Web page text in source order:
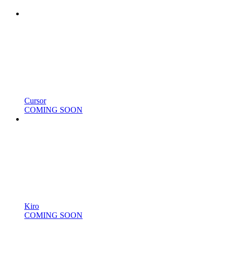
Cursor
COMING SOON
Kiro
COMING SOON